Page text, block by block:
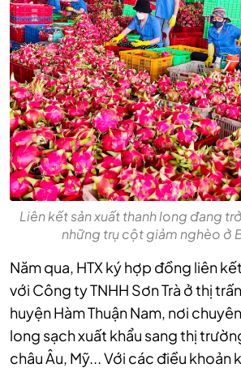
Liên kết sản xuất thanh long đang
những trụ cột giảm nghèo ở
Năm qua, HTX ký hợp đồng liên
với Công ty TNHH Sơn Trà ở thị
huyện Hàm Thuận Nam, nơi
long sạch xuất khẩu sang thị
châu Âu, Mỹ... Với các điều khoản